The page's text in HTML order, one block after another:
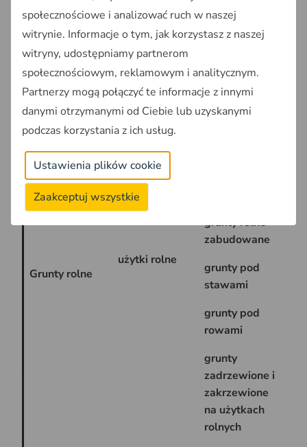
Kategoria
użytku
gruntowego
Rodzaj użytku gruntowego
Grunty rolne
użytki rolne
grunty orne
sady
grunty rolne
zabudowane
grunty pod
stawami
grunty pod
rowami
grunty
zadrzewione i
zakrzewione
na użytkach
rolnych
społecznościowe i analizować ruch w naszej
witrynie. Informacje o tym, jak korzystasz z naszej
witryny, udostępniamy partnerom
społecznościowym, reklamowym i analitycznym.
Partnerzy mogą połączyć te informacje z innymi
danymi otrzymanymi od Ciebie lub uzyskanymi
podczas korzystania z ich usług.
Ustawienia plików cookie
Zaakceptuj wszystkie